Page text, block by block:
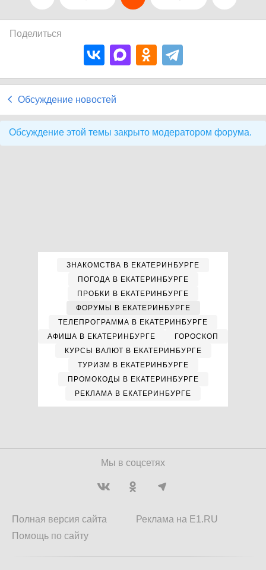
Поделиться
Обсуждение новостей
Обсуждение этой темы закрыто модератором форума.
ЗНАКОМСТВА В ЕКАТЕРИНБУРГЕ
ПОГОДА В ЕКАТЕРИНБУРГЕ
ПРОБКИ В ЕКАТЕРИНБУРГЕ
ФОРУМЫ В ЕКАТЕРИНБУРГЕ
ТЕЛЕПРОГРАММА В ЕКАТЕРИНБУРГЕ
АФИША В ЕКАТЕРИНБУРГЕ
ГОРОСКОП
КУРСЫ ВАЛЮТ В ЕКАТЕРИНБУРГЕ
ТУРИЗМ В ЕКАТЕРИНБУРГЕ
ПРОМОКОДЫ В ЕКАТЕРИНБУРГЕ
РЕКЛАМА В ЕКАТЕРИНБУРГЕ
Мы в соцсетях
Полная версия сайта
Помощь по сайту
Реклама на E1.RU